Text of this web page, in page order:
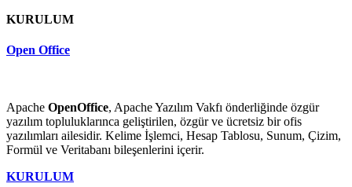
KURULUM
Open Office
Apache OpenOffice, Apache Yazılım Vakfı önderliğinde özgür
yazılım topluluklarınca geliştirilen, özgür ve ücretsiz bir ofis
yazılımları ailesidir. Kelime İşlemci, Hesap Tablosu, Sunum, Çizim,
Formül ve Veritabanı bileşenlerini içerir.
KURULUM